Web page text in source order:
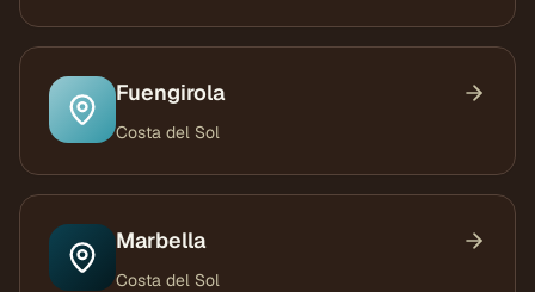
Fuengirola
Costa del Sol
Marbella
Costa del Sol